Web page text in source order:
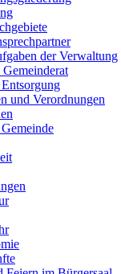
der Verwaltung
und Verordnungen